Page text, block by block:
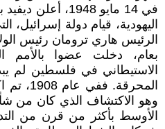
في 14 مايو 1948،
اليهودية، قيام دولة إسرائيل،
الرئيس هاري ترومان رئيس
بعام، دخلت عضوا بالأمم
الاستيطاني في فلسطين لم
المحرقة.
وهو الاكتشاف الذي كان من
الأوسط بأكثر من قرن من